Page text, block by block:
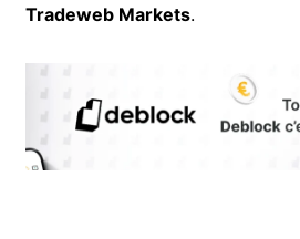
Tradeweb Markets.